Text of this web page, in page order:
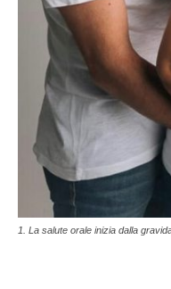
1. La salute orale inizia dalla